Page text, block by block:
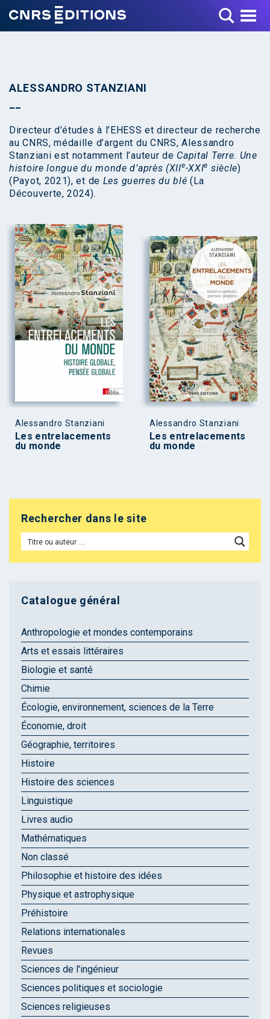
Toggle Menu
ALESSANDRO STANZIANI
Directeur d’études à l’EHESS et directeur de recherche
au CNRS, médaille d’argent du CNRS, Alessandro
Stanziani est notamment l’auteur de Capital Terre. Une
histoire longue du monde d’après (XIIe-XXIe siècle)
(Payot, 2021), et de Les guerres du blé (La
Découverte, 2024).
Alessandro Stanziani
Les entrelacements
du monde
Alessandro Stanziani
Les entrelacements
du monde
Rechercher dans le site
Catalogue général
Anthropologie et mondes contemporains
Arts et essais littéraires
Biologie et santé
Chimie
Écologie, environnement, sciences de la Terre
Économie, droit
Géographie, territoires
Histoire
Histoire des sciences
Linguistique
Livres audio
Mathématiques
Non classé
Philosophie et histoire des idées
Physique et astrophysique
Préhistoire
Relations internationales
Revues
Sciences de l'ingénieur
Sciences politiques et sociologie
Sciences religieuses